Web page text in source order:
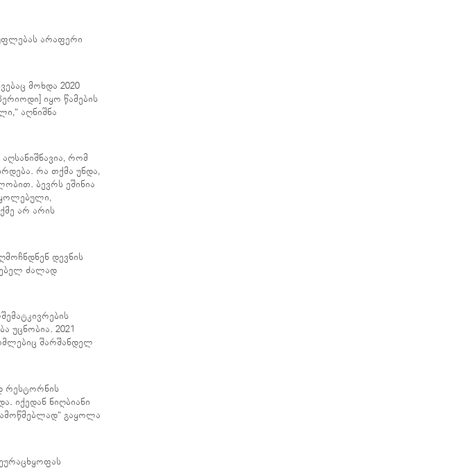
არაფერი
მოხდა 2020
იყო წამების
აღნიშნა
რომ
რა თქმა უნდა,
ბევრს ეშინია
არ არის
დევნის
ძალად
უცნობია. 2021
შარშანდელ
რესტორნის
იქედან ნიღბიანი
გაყოლა